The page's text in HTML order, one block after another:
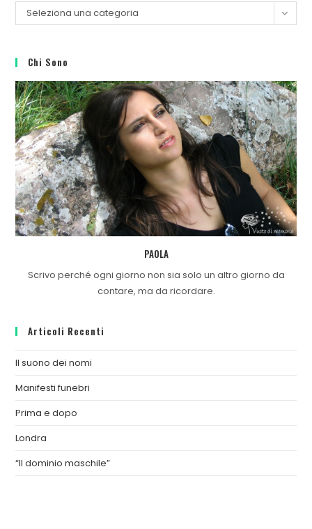
Seleziona una categoria
Chi Sono
PAOLA
Scrivo perché ogni giorno non sia solo un altro giorno da
contare, ma da ricordare.
Articoli Recenti
Il suono dei nomi
Manifesti funebri
Prima e dopo
Londra
“Il dominio maschile”